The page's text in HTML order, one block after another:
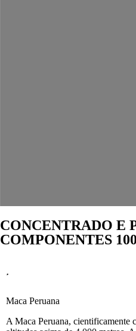
CONCENTRADO E
COMPONENTES
Maca Peruana
A Maca Peruana, cientificamente